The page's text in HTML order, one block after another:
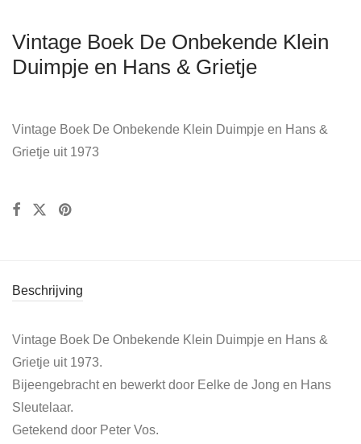
Vintage Boek De Onbekende Klein
Duimpje en Hans & Grietje
Vintage Boek De Onbekende Klein Duimpje en Hans &
Grietje uit 1973
Beschrijving
Vintage Boek De Onbekende Klein Duimpje en Hans &
Grietje uit 1973.
Bijeengebracht en bewerkt door Eelke de Jong en Hans
Sleutelaar.
Getekend door Peter Vos.